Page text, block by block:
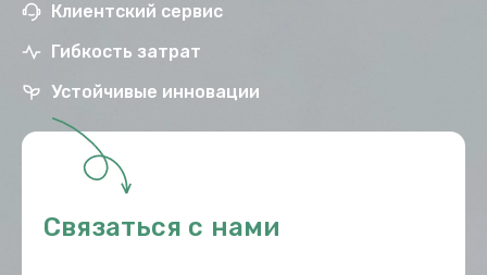
Клиентский сервис
Гибкость затрат
Устойчивые инновации
Связаться с нами